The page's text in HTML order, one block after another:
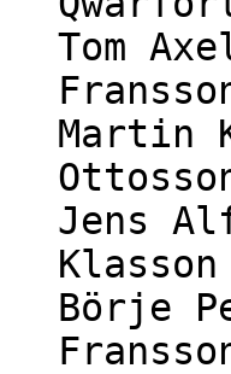
Tom
Jens
Börje